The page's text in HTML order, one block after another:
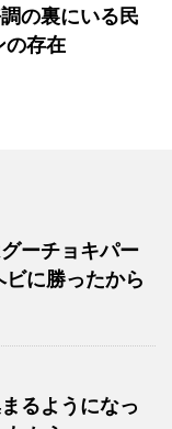
の裏にいる民
の存在
ーチョキパー
に勝ったから
るようになっ